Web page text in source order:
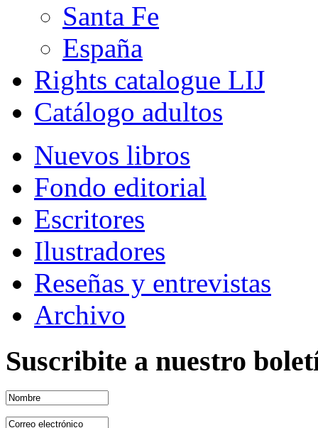
Santa Fe
España
Rights catalogue LIJ
Catálogo adultos
Nuevos libros
Fondo editorial
Escritores
Ilustradores
Reseñas y entrevistas
Archivo
Suscribite a nuestro